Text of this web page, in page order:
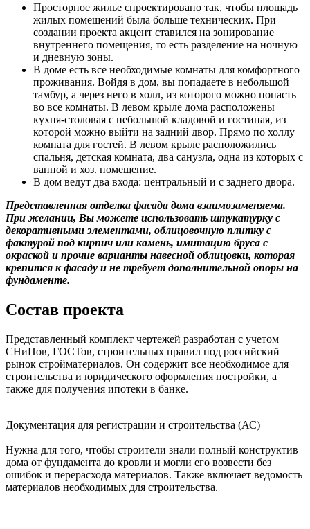
Просторное жилье спроектировано так, чтобы площадь
жилых помещений была больше технических. При
создании проекта акцент ставился на зонирование
внутреннего помещения, то есть разделение на ночную
и дневную зоны.
В доме есть все необходимые комнаты для комфортного
проживания. Войдя в дом, вы попадаете в небольшой
тамбур, а через него в холл, из которого можно попасть
во все комнаты. В левом крыле дома расположены
кухня-столовая с небольшой кладовой и гостиная, из
которой можно выйти на задний двор. Прямо по холлу
комната для гостей. В левом крыле расположились
спальня, детская комната, два санузла, одна из которых с
ванной и хоз. помещение.
В дом ведут два входа: центральный и с заднего двора.
Представленная отделка фасада дома взаимозаменяема.
При желании, Вы можете использовать штукатурку с
декоративными элементами, облицовочную плитку с
фактурой под кирпич или камень, имитацию бруса с
окраской и прочие варианты навесной облицовки, которая
крепится к фасаду и не требует дополнительной опоры на
фундаменте.
Состав проекта
Представленный комплект чертежей разработан с учетом
СНиПов, ГОСТов, строительных правил под российский
рынок стройматериалов. Он содержит все необходимое для
строительства и юридического оформления постройки, а
также для получения ипотеки в банке.
Документация для регистрации и строительства (АС)
Нужна для того, чтобы строители знали полный конструктив
дома от фундамента до кровли и могли его возвести без
ошибок и перерасхода материалов. Также включает ведомость
материалов необходимых для строительства.